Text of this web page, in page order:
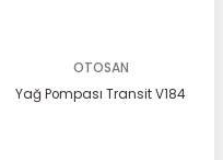
OTOSAN
Yağ Pompası Transit V184